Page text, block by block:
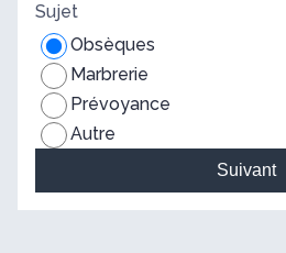
Sujet
Obsèques
Marbrerie
Prévoyance
Autre
Suivant